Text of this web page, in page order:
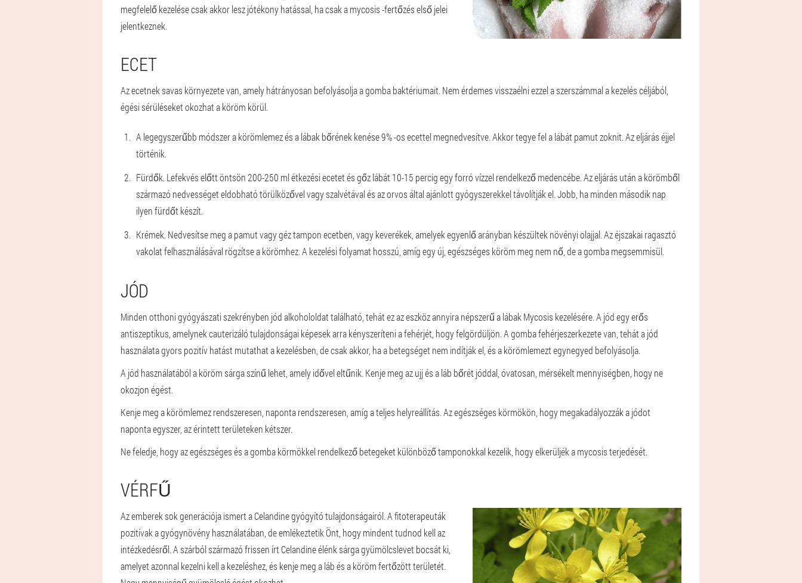
megfelelő kezelése csak akkor lesz jótékony hatással, ha csak a mycosis -fertőzés első jelei
jelentkeznek.
ECET
Az ecetnek savas környezete van, amely hátrányosan befolyásolja a gomba baktériumait. Nem érdemes visszaélni ezzel a szerszámmal a kezelés céljából,
égési sérüléseket okozhat a köröm körül.
A legegyszerűbb módszer a körömlemez és a lábak bőrének kenése 9% -os ecettel megnedvesítve. Akkor tegye fel a lábát pamut zoknit. Az eljárás éjjel
történik.
Fürdők. Lefekvés előtt öntsön 200-250 ml étkezési ecetet és gőz lábát 10-15 percig egy forró vízzel rendelkező medencébe. Az eljárás után a körömből
származó nedvességet eldobható törülközővel vagy szalvétával és az orvos által ajánlott gyógyszerekkel távolítják el. Jobb, ha minden második nap
ilyen fürdőt készít.
Krémek. Nedvesítse meg a pamut vagy géz tampon ecetben, vagy keverékek, amelyek egyenlő arányban készültek növényi olajjal. Az éjszakai ragasztó
vakolat felhasználásával rögzítse a körömhez. A kezelési folyamat hosszú, amíg egy új, egészséges köröm meg nem nő, de a gomba megsemmisül.
JÓD
Minden otthoni gyógyászati szekrényben jód alkohololdat található, tehát ez az eszköz annyira népszerű a lábak Mycosis kezelésére. A jód egy erős
antiszeptikus, amelynek cauterizáló tulajdonságai képesek arra kényszeríteni a fehérjét, hogy felgördüljön. A gomba fehérjeszerkezete van, tehát a jód
használata gyors pozitív hatást mutathat a kezelésben, de csak akkor, ha a betegséget nem indítják el, és a körömlemezt egynegyed befolyásolja.
A jód használatából a köröm sárga színű lehet, amely idővel eltűnik. Kenje meg az ujj és a láb bőrét jóddal, óvatosan, mérsékelt mennyiségben, hogy ne
okozjon égést.
Kenje meg a körömlemez rendszeresen, naponta rendszeresen, amíg a teljes helyreállítás. Az egészséges körmökön, hogy megakadályozzák a jódot
naponta egyszer, az érintett területeken kétszer.
Ne feledje, hogy az egészséges és a gomba körmökkel rendelkező betegeket különböző tamponokkal kezelik, hogy elkerüljék a mycosis terjedését.
VÉRFŰ
Az emberek sok generációja ismert a Celandine gyógyító tulajdonságairól. A fitoterapeuták
pozitívak a gyógynövény használatában, de emlékeztetik Önt, hogy mindent tudnod kell az
intézkedésről. A szárból származó frissen írt Celandine élénk sárga gyümölcslevet bocsát ki,
amelyet azonnal kezelni kell a kezeléshez, és kenje meg a láb és a köröm fertőzött területét.